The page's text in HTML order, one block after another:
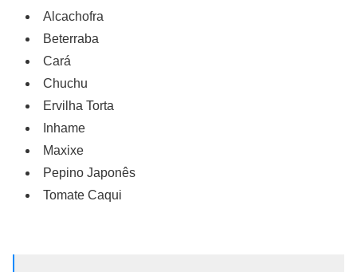
Alcachofra
Beterraba
Cará
Chuchu
Ervilha Torta
Inhame
Maxixe
Pepino Japonês
Tomate Caqui